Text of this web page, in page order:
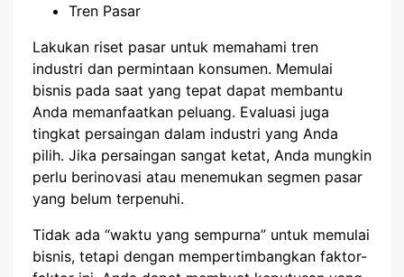
Tren Pasar
Lakukan riset pasar untuk memahami tren
industri dan permintaan konsumen. Memulai
bisnis pada saat yang tepat dapat membantu
Anda memanfaatkan peluang. Evaluasi juga
tingkat persaingan dalam industri yang Anda
pilih. Jika persaingan sangat ketat, Anda mungkin
perlu berinovasi atau menemukan segmen pasar
yang belum terpenuhi.
Tidak ada “waktu yang sempurna” untuk memulai
bisnis, tetapi dengan mempertimbangkan faktor-